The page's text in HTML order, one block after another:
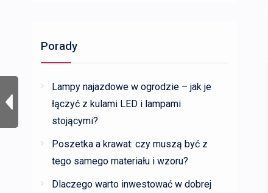
Porady
Lampy najazdowe w ogrodzie – jak je
łączyć z kulami LED i lampami
stojącymi?
Poszetka a krawat: czy muszą być z
tego samego materiału i wzoru?
Dlaczego warto inwestować w dobrej